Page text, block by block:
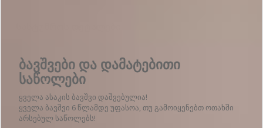
ბავშვები და დამატებითი
საწოლები
ყველა ასაკის ბავშვი დაშვებულია!
ყველა ბავშვი 6 წლამდე უფასოა, თუ გამოიყენებთ ოთახში
არსებულ საწოლებს!